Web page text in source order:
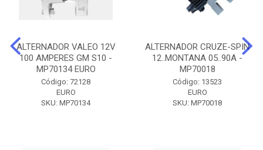
ALTERNADOR VALEO 12V
100 AMPERES GM S10 -
MP70134 EURO
Código: 72128
EURO
SKU: MP70134
ALTERNADOR CRUZE-SPIN
12..MONTANA 05..90A -
MP70018
Código: 13523
EURO
SKU: MP70018